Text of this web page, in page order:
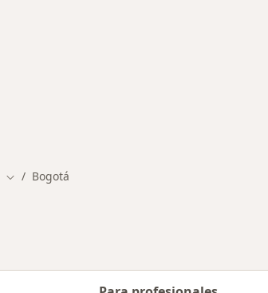
Cambiar de ciudad
Bogotá